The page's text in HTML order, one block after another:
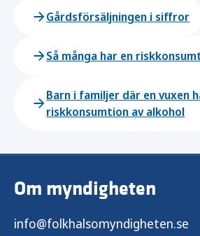
Gårdsförsäljningen i siffror
Så många har en
Barn i familjer där en vuxen
riskkonsumtion av alkohol
Om myndigheten
info@folkhalsomyndigheten.se